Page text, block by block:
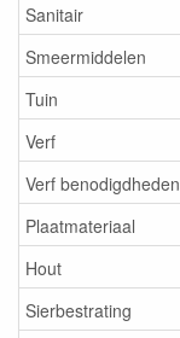
Sanitair
Smeermiddelen
Tuin
Verf
Verf benodigdheden
Plaatmateriaal
Hout
Sierbestrating